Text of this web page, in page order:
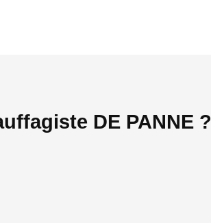
DE PANNE ?